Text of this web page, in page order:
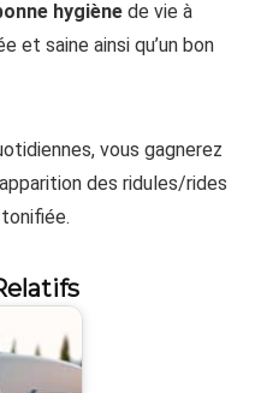
hygiène de vie à
et saine ainsi qu’un bon
vous gagnerez
des ridules/rides